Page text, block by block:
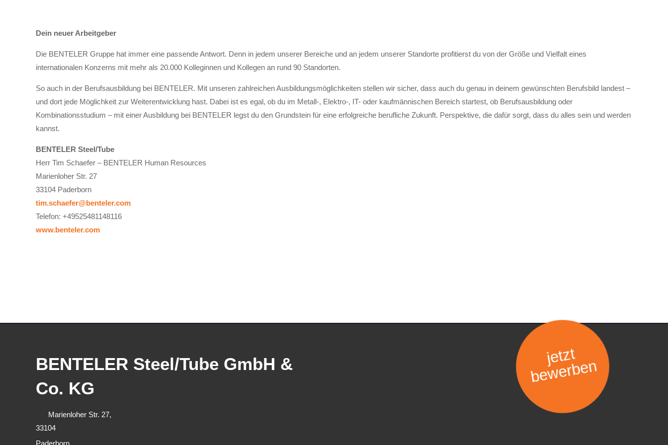
Dein neuer Arbeitgeber
Die BENTELER Gruppe hat immer eine passende Antwort. Denn in jedem unserer Bereiche und an jedem unserer Standorte profitierst du von der Größe und Vielfalt eines
internationalen Konzerns mit mehr als 20.000 Kolleginnen und Kollegen an rund 90 Standorten.
So auch in der Berufsausbildung bei BENTELER. Mit unseren zahlreichen Ausbildungsmöglichkeiten stellen wir sicher, dass auch du genau in deinem gewünschten Berufsbild landest –
und dort jede Möglichkeit zur Weiterentwicklung hast. Dabei ist es egal, ob du im Metall-, Elektro-, IT- oder kaufmännischen Bereich startest, ob Berufsausbildung oder
Kombinationsstudium – mit einer Ausbildung bei BENTELER legst du den Grundstein für eine erfolgreiche berufliche Zukunft. Perspektive, die dafür sorgt, dass du alles sein und werden
kannst.
BENTELER Steel/Tube
Herr Tim Schaefer – BENTELER Human Resources
Marienloher Str. 27
33104 Paderborn
tim.schaefer@benteler.com
Telefon: +49525481148116
www.benteler.com
BENTELER Steel/Tube GmbH &
Co. KG
Marienloher Str. 27,
33104
Paderborn
jetzt
bewerben